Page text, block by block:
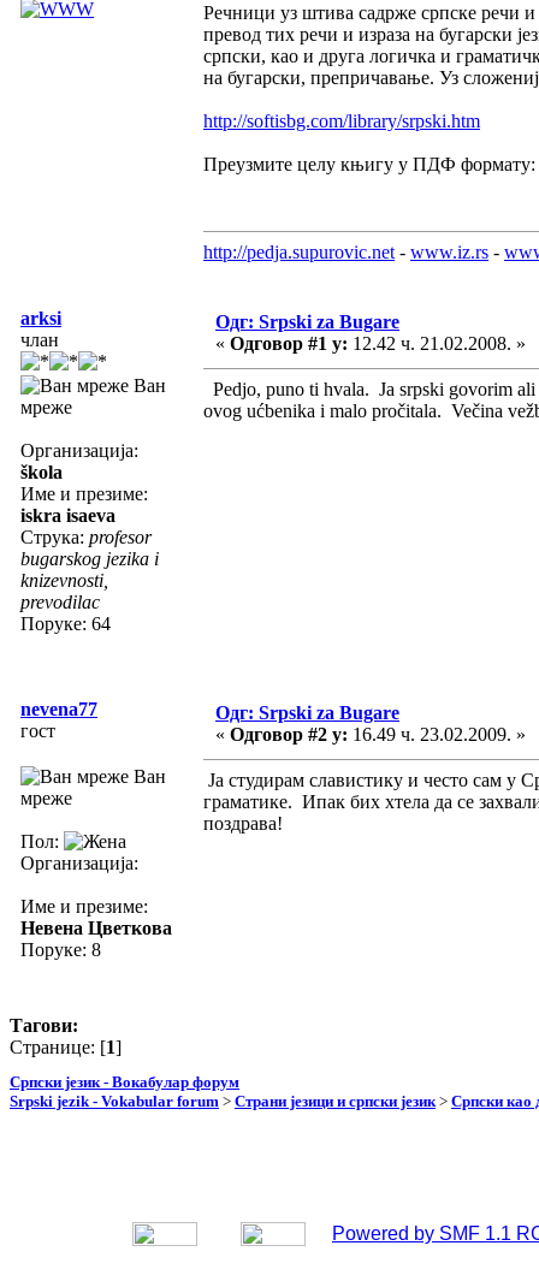
Речници уз штива садрже српске речи
превод тих речи и израза на бугарски
српски, као и друга логичка и
на бугарски, препричавање. Уз
http://softisbg.com/library/srpski.htm
Преузмите целу књигу у ПДФ формату:
http://pedja.supurovic.net - www.iz.rs -
arksi
члан
Ван
мреже
Организација:
škola
Име и презиме:
iskra isaeva
Струка: profesor
bugarskog jezika i
knizevnosti,
prevodilac
Поруке: 64
Одг: Srpski za Bugare
« Одговор #1 у: 12.42 ч. 21.02.2008. »
Pedjo, puno ti hvala. Ja srpski govorim
ovog ućbenika i malo pročitala. Večina
nevena77
гост
Ван
мреже
Пол:
Организација:
Име и презиме:
Невена Цветкова
Поруке: 8
Одг: Srpski za Bugare
« Одговор #2 у: 16.49 ч. 23.02.2009. »
Ја студирам славистику и често сам у
граматике. Ипак бих хтела да се
поздрава!
Тагови:
Странице: [1]
Српски језик - Вокабулар форум
Srpski jezik - Vokabular forum > Страни језици и српски језик> Српски као
Powered by SMF 1.1